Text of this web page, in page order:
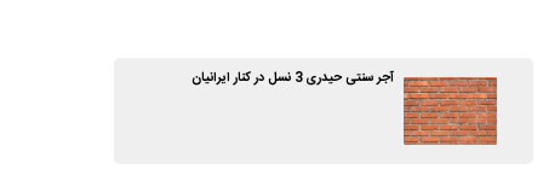
آجر سنتی حیدری 3 نسل در کنار ایرانیان